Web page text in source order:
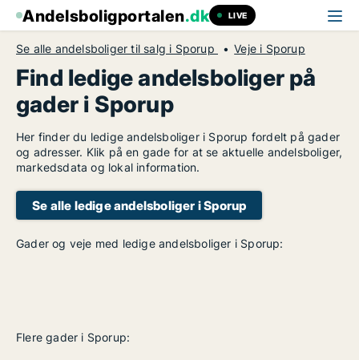
Andelsboligportalen.dk LIVE
Se alle andelsboliger til salg i Sporup Veje i Sporup
Find ledige andelsboliger på
gader i Sporup
Her finder du ledige andelsboliger i Sporup fordelt på gader
og adresser. Klik på en gade for at se aktuelle andelsboliger,
markedsdata og lokal information.
Se alle ledige andelsboliger i Sporup
Gader og veje med ledige andelsboliger i Sporup:
Flere gader i Sporup: